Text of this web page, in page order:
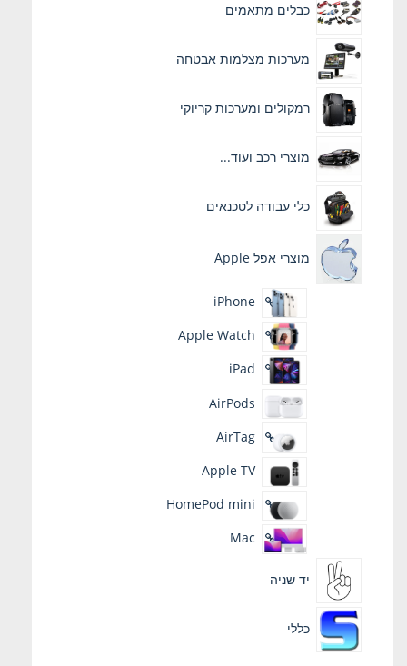
כבלים מתאמים
מערכות מצלמות אבטחה
רמקולים ומערכות קריוקי
מוצרי רכב ועוד...
כלי עבודה לטכנאים
מוצרי אפל Apple
iPhone
Apple Watch
iPad
AirPods
AirTag
Apple TV
HomePod mini
Mac
יד שניה
כללי